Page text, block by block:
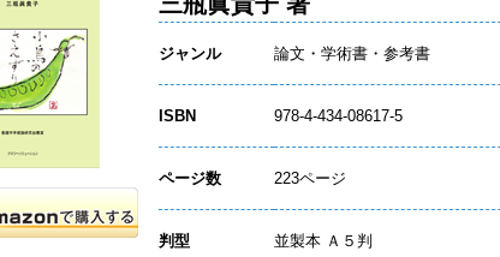
ジャンル 論文・学術書・参考書
ISBN 978-4-434-08617-5
ページ数 223ページ
判型 並製本 Ａ５判